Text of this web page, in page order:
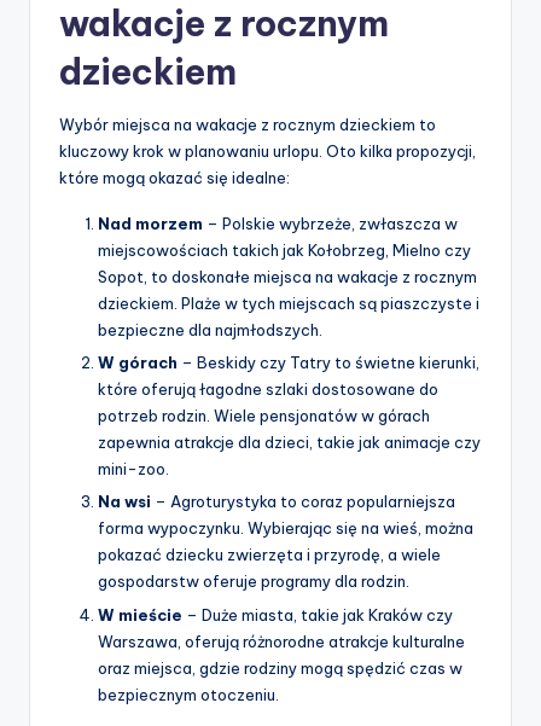
wakacje z rocznym
dzieckiem
Wybór miejsca na wakacje z rocznym dzieckiem to
kluczowy krok w planowaniu urlopu. Oto kilka propozycji,
które mogą okazać się idealne:
Nad morzem – Polskie wybrzeże, zwłaszcza w
miejscowościach takich jak Kołobrzeg, Mielno czy
Sopot, to doskonałe miejsca na wakacje z rocznym
dzieckiem. Plaże w tych miejscach są piaszczyste i
bezpieczne dla najmłodszych.
W górach – Beskidy czy Tatry to świetne kierunki,
które oferują łagodne szlaki dostosowane do
potrzeb rodzin. Wiele pensjonatów w górach
zapewnia atrakcje dla dzieci, takie jak animacje czy
mini-zoo.
Na wsi – Agroturystyka to coraz popularniejsza
forma wypoczynku. Wybierając się na wieś, można
pokazać dziecku zwierzęta i przyrodę, a wiele
gospodarstw oferuje programy dla rodzin.
W mieście – Duże miasta, takie jak Kraków czy
Warszawa, oferują różnorodne atrakcje kulturalne
oraz miejsca, gdzie rodziny mogą spędzić czas w
bezpiecznym otoczeniu.